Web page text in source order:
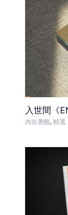
入世間《
內在覺醒, 精選